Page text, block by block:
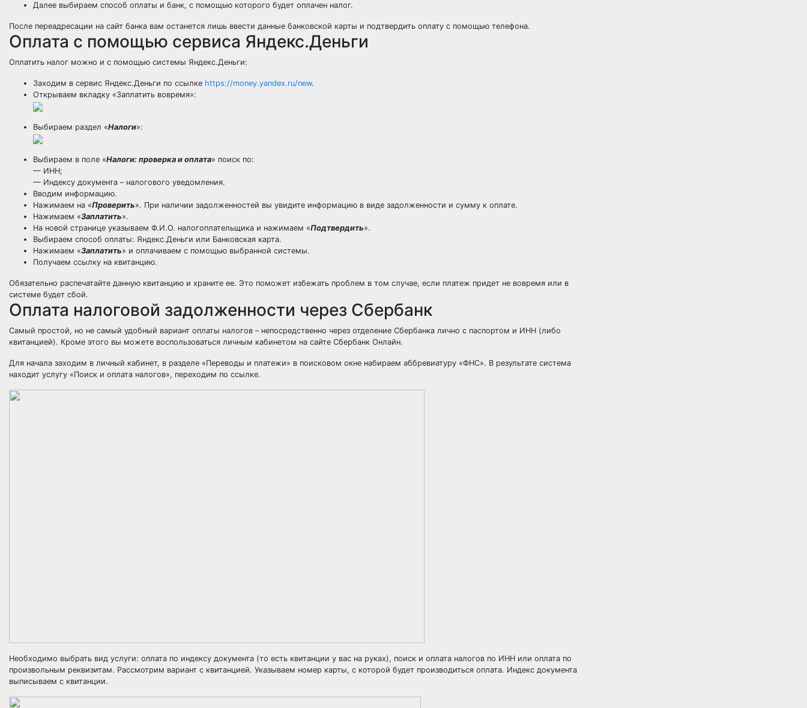
Далее выбираем способ оплаты и банк, с помощью которого будет оплачен налог.
После переадресации на сайт банка вам останется лишь ввести данные банковской карты и подтвердить оплату с помощью телефона.
Оплата с помощью сервиса Яндекс.Деньги
Оплатить налог можно и с помощью системы Яндекс.Деньги:
Заходим в сервис Яндекс.Деньги по ссылке https://money.yandex.ru/new.
Открываем вкладку «Заплатить вовремя»:
Выбираем раздел «Налоги»:
Выбираем в поле «Налоги: проверка и оплата» поиск по:
— ИНН;
— Индексу документа – налогового уведомления.
Вводим информацию.
Нажимаем на «Проверить». При наличии задолженностей вы увидите информацию в виде задолженности и сумму к оплате.
Нажимаем «Заплатить».
На новой странице указываем Ф.И.О. налогоплательщика и нажимаем «Подтвердить».
Выбираем способ оплаты: Яндекс.Деньги или Банковская карта.
Нажимаем «Заплатить» и оплачиваем с помощью выбранной системы.
Получаем ссылку на квитанцию.
Обязательно распечатайте данную квитанцию и храните ее. Это поможет избежать проблем в том случае, если платеж придет не вовремя или в
системе будет сбой.
Оплата налоговой задолженности через Сбербанк
Самый простой, но не самый удобный вариант оплаты налогов – непосредственно через отделение Сбербанка лично с паспортом и ИНН (либо
квитанцией). Кроме этого вы можете воспользоваться личным кабинетом на сайте Сбербанк Онлайн.
Для начала заходим в личный кабинет, в разделе «Переводы и платежи» в поисковом окне набираем аббревиатуру «ФНС». В результате система
находит услугу «Поиск и оплата налогов», переходим по ссылке.
Необходимо выбрать вид услуги: оплата по индексу документа (то есть квитанции у вас на руках), поиск и оплата налогов по ИНН или оплата по
произвольным реквизитам. Рассмотрим вариант с квитанцией. Указываем номер карты, с которой будет производиться оплата. Индекс документа
выписываем с квитанции.